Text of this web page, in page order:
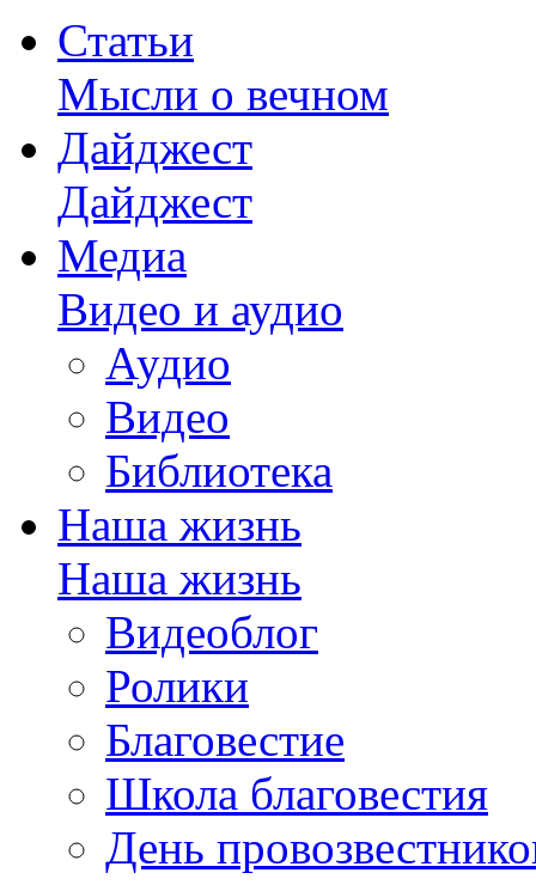
Статьи
Мысли о вечном
Дайджест
Дайджест
Медиа
Видео и аудио
Аудио
Видео
Библиотека
Наша жизнь
Наша жизнь
Видеоблог
Ролики
Благовестие
Школа благовестия
День